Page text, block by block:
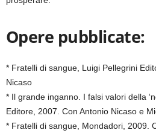
Opere pubblicate:
* Fratelli di sangue, Luigi Pellegrini
Nicaso
* Il grande inganno. I falsi valori della
Editore, 2007. Con Antonio Nicaso e
* Fratelli di sangue, Mondadori, 2009.